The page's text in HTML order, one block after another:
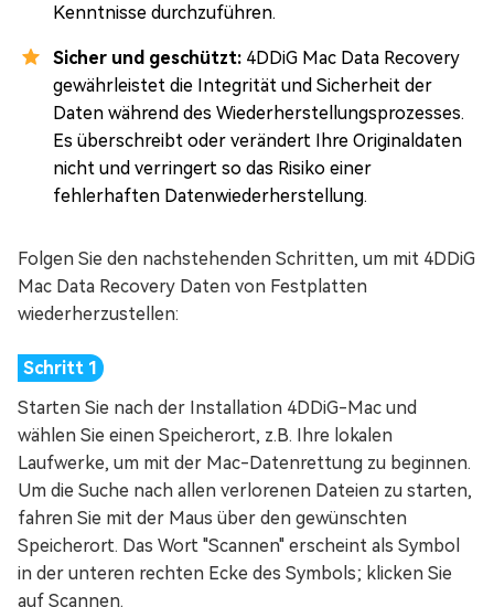
Kenntnisse durchzuführen.
Sicher und geschützt: 4DDiG Mac Data Recovery
gewährleistet die Integrität und Sicherheit der
Daten während des Wiederherstellungsprozesses.
Es überschreibt oder verändert Ihre Originaldaten
nicht und verringert so das Risiko einer
fehlerhaften Datenwiederherstellung.
Folgen Sie den nachstehenden Schritten, um mit 4DDiG
Mac Data Recovery Daten von Festplatten
wiederherzustellen:
Starten Sie nach der Installation 4DDiG-Mac und
wählen Sie einen Speicherort, z.B. Ihre lokalen
Laufwerke, um mit der Mac-Datenrettung zu beginnen.
Um die Suche nach allen verlorenen Dateien zu starten,
fahren Sie mit der Maus über den gewünschten
Speicherort. Das Wort "Scannen" erscheint als Symbol
in der unteren rechten Ecke des Symbols; klicken Sie
auf Scannen.